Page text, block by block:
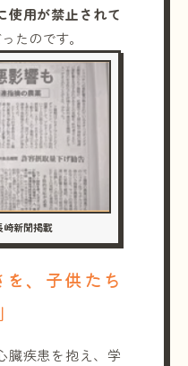
使用が禁止されて
たのです。
崎新聞掲載
を、子供たち
臓疾患を抱え、学